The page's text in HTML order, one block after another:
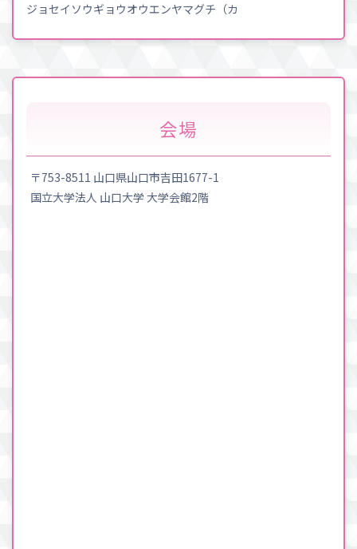
ジョセイソウギョウオウエンヤマグチ（カ
会場
〒753-8511 山口県山口市吉田1677-1
国立大学法人 山口大学 大学会館2階